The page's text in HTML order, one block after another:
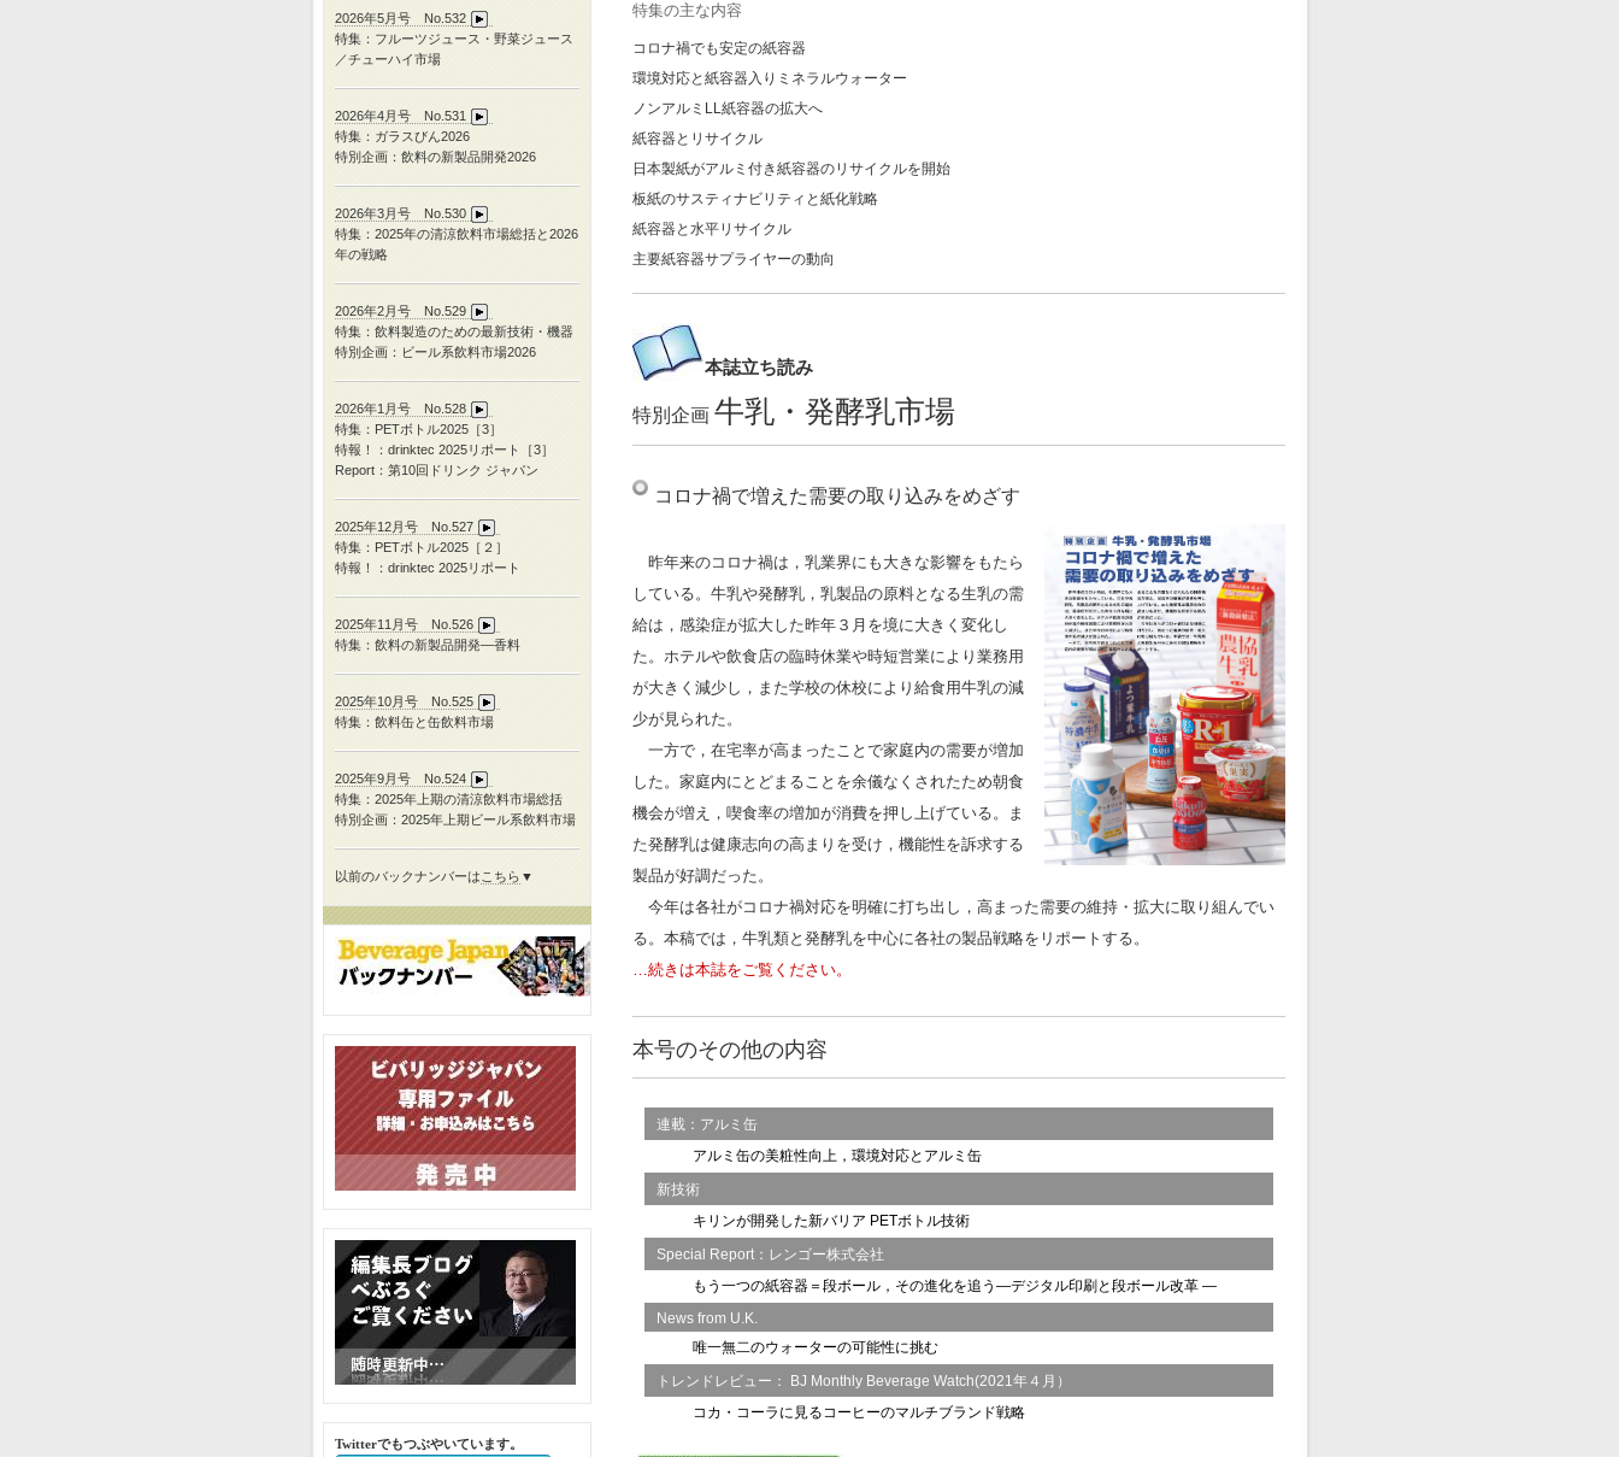
特集の主な内容
コロナ禍でも安定の紙容器
環境対応と紙容器入りミネラルウォーター
ノンアルミ LL紙容器の拡大へ
紙容器とリサイクル
日本製紙がアルミ付き紙容器のリサイクルを開始
板紙のサスティナビリティと紙化戦略
紙容器と水平リサイクル
主要紙容器サプライヤーの動向
本誌立ち読み
特別企画 牛乳・発酵乳市場
コロナ禍で増えた需要の取り込みをめざす
昨年来のコロナ禍は，乳業界にも大きな影響をもたら
している。牛乳や発酵乳，乳製品の原料となる生乳の需
給は，感染症が拡大した昨年３月を境に大きく変化し
た。ホテルや飲食店の臨時休業や時短営業により業務用
が大きく減少し，また学校の休校により給食用牛乳の減
少が見られた。
一方で，在宅率が高まったことで家庭内の需要が増加
した。家庭内にとどまることを余儀なくされたため朝食
機会が増え，喫食率の増加が消費を押し上げている。ま
た発酵乳は健康志向の高まりを受け，機能性を訴求する
製品が好調だった。
今年は各社がコロナ禍対応を明確に打ち出し，高まった需要の維持・拡大に取り組んでい
る。本稿では，牛乳類と発酵乳を中心に各社の製品戦略をリポートする。
…続きは本誌をご覧ください。
本号のその他の内容
連載：アルミ缶
アルミ缶の美粧性向上，環境対応とアルミ缶
新技術
キリンが開発した新バリア PETボトル技術
Special Report ：レンゴー株式会社
もう一つの紙容器＝段ボール，その進化を追う—デジタル印刷と段ボール改革 —
News from U.K.
唯一無二のウォーターの可能性に挑む
トレンドレビュー：
BJ Monthly Beverage Watch(2021年４月）
コカ・コーラに見るコーヒーのマルチブランド戦略
2026年5月号 No.532
特集：フルーツジュース・野菜ジュース
／チューハイ市場
2026年4月号 No.531
特集：ガラスびん2026
特別企画：飲料の新製品開発2026
2026年3月号 No.530
特集： 2025年の清涼飲料市場総括と2026
年の戦略
2026年2月号 No.529
特集：飲料製造のための最新技術・機器
特別企画：ビール系飲料市場2026
2026年1月号 No.528
特集：PETボトル2025［3］
特報！：drinktec 2025リポート［3］
Report：第10回ドリンク ジャパン
2025年12月号 No.527
特集： PETボトル2025［２］
特報！： drinktec 2025リポート
2025年11月号 No.526
特集：飲料の新製品開発―香料
2025年10月号 No.525
特集：飲料缶と缶飲料市場
2025年9月号 No.524
特集： 2025年上期の清涼飲料市場総括
特別企画： 2025年上期ビール系飲料市場
以前のバックナンバーは こちら ▼
Twitterでもつぶやいています。